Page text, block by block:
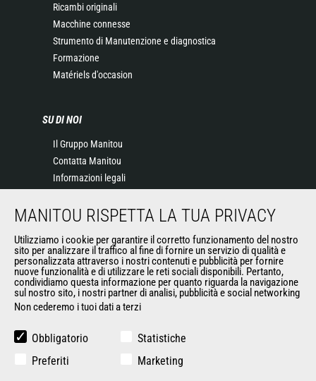
Ricambi originali
Macchine connesse
Strumento di Manutenzione e diagnostica
Formazione
Matériels d'occasion
SU DI NOI
Il Gruppo Manitou
Contatta Manitou
Informazioni legali
News
General Terms and Conditions of Sale
ALTRI SITI DEL GRUPPO
Opportunità
RMI Manitou
MANITOU RISPETTA LA TUA PRIVACY
Utilizziamo i cookie per garantire il corretto funzionamento del nostro
sito per analizzare il traffico al fine di fornire un servizio di qualità e
personalizzata attraverso i nostri contenuti e pubblicità per fornire
nuove funzionalità e di utilizzare le reti sociali disponibili. Pertanto,
condividiamo questa informazione per quanto riguarda la navigazione
sul nostro sito, i nostri partner di analisi, pubblicità e social networking
Non cederemo i tuoi dati a terzi
Obbligatorio
Statistiche
Preferiti
Marketing